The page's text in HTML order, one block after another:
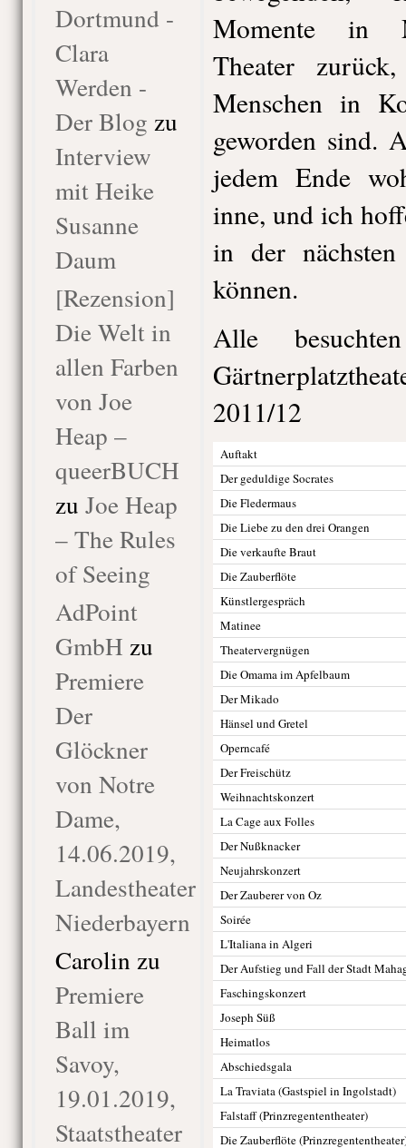
Dortmund -
Clara
Werden -
Der Blog zu
Interview
mit Heike
Susanne
Daum
[Rezension]
Die Welt in
allen Farben
von Joe
Heap –
queerBUCH
zu Joe Heap
– The Rules
of Seeing
AdPoint
GmbH zu
Premiere
Der
Glöckner
von Notre
Dame,
14.06.2019,
Landestheater
Niederbayern
Carolin zu
Premiere
Ball im
Savoy,
19.01.2019,
Staatstheater
Momente in
Theater
Menschen in
geworden sind.
jedem Ende
inne, und ich
in der
können.
Alle
2011/12
Auftakt
Der geduldige Socrates
Die Fledermaus
Die Liebe zu den drei Orangen
Die verkaufte Braut
Die Zauberflöte
Künstlergespräch
Matinee
Theatervergnügen
Die Omama im Apfelbaum
Der Mikado
Hänsel und Gretel
Operncafé
Der Freischütz
Weihnachtskonzert
La Cage aux Folles
Der Nußknacker
Neujahrskonzert
Der Zauberer von Oz
Soirée
L'Italiana in Algeri
Der Aufstieg und Fall der Stadt
Faschingskonzert
Joseph Süß
Heimatlos
Abschiedsgala
La Traviata (Gastspiel in Ingolstadt)
Falstaff (Prinzregententheater)
Die Zauberflöte